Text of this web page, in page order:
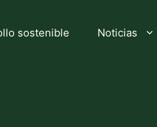
sostenible Noticias